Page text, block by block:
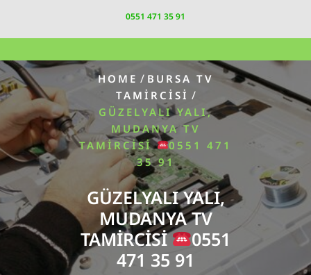
0551 471 35 91
HOME / BURSA TV
TAMIRCISI /
GÜZELYALI YALI,
MUDANYA TV
TAMIRCISI
0551 471
35 91
GÜZELYALI YALI,
MUDANYA TV
TAMIRCISI
0551
471 35 91